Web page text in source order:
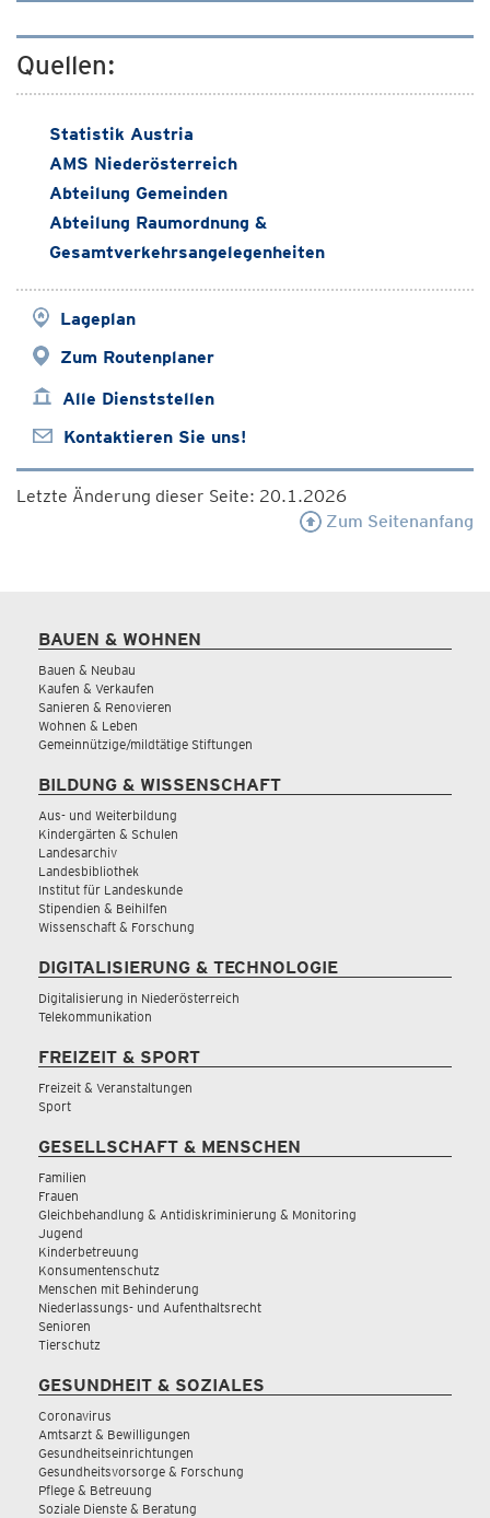
Quellen:
Statistik Austria
AMS Niederösterreich
Abteilung Gemeinden
Abteilung Raumordnung &
Gesamtverkehrsangelegenheiten
Lageplan
Zum Routenplaner
Alle Dienststellen
Kontaktieren Sie uns!
Letzte Änderung dieser Seite: 20.1.2026
Zum Seitenanfang
BAUEN & WOHNEN
Bauen & Neubau
Kaufen & Verkaufen
Sanieren & Renovieren
Wohnen & Leben
Gemeinnützige/mildtätige Stiftungen
BILDUNG & WISSENSCHAFT
Aus- und Weiterbildung
Kindergärten & Schulen
Landesarchiv
Landesbibliothek
Institut für Landeskunde
Stipendien & Beihilfen
Wissenschaft & Forschung
DIGITALISIERUNG & TECHNOLOGIE
Digitalisierung in Niederösterreich
Telekommunikation
FREIZEIT & SPORT
Freizeit & Veranstaltungen
Sport
GESELLSCHAFT & MENSCHEN
Familien
Frauen
Gleichbehandlung & Antidiskriminierung & Monitoring
Jugend
Kinderbetreuung
Konsumentenschutz
Menschen mit Behinderung
Niederlassungs- und Aufenthaltsrecht
Senioren
Tierschutz
GESUNDHEIT & SOZIALES
Coronavirus
Amtsarzt & Bewilligungen
Gesundheitseinrichtungen
Gesundheitsvorsorge & Forschung
Pflege & Betreuung
Soziale Dienste & Beratung